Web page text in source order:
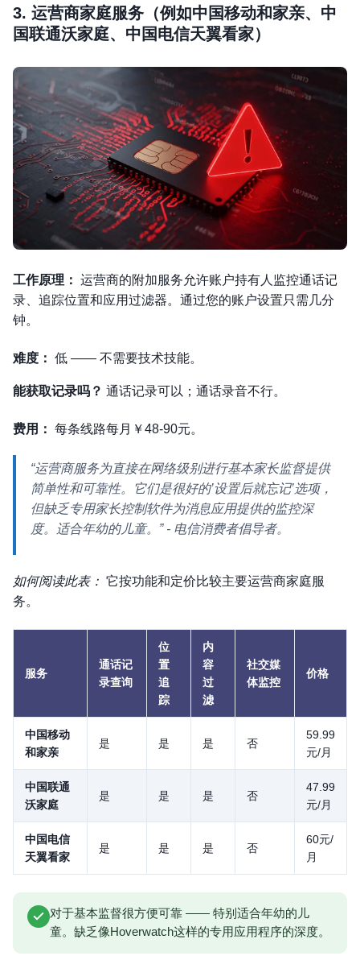
3. 运营商家庭服务（例如中国移动和家亲、中
国联通沃家庭、中国电信天翼看家）
工作原理： 运营商的附加服务允许账户持有人监控通话记
录、追踪位置和应用过滤器。通过您的账户设置只需几分
钟。
难度： 低 —— 不需要技术技能。
能获取记录吗？ 通话记录可以；通话录音不行。
费用： 每条线路每月￥48-90元。
“运营商服务为直接在网络级别进行基本家长监督提供
简单性和可靠性。它们是很好的’设置后就忘记’选项，
但缺乏专用家长控制软件为消息应用提供的监控深
度。适合年幼的儿童。”- 电信消费者倡导者。
如何阅读此表： 它按功能和定价比较主要运营商家庭服
务。
服务
通话记
录查询
位
置
追
踪
内
容
过
滤
社交媒
体监控
价格
中国移动
和家亲
是 是 是 否
59.99
元/月
中国联通
沃家庭
是 是 是 否
47.99
元/月
中国电信
天翼看家
是 是 是 否
60元/
月
对于基本监督很方便可靠 —— 特别适合年幼的儿
童。缺乏像Hoverwatch这样的专用应用程序的深度。